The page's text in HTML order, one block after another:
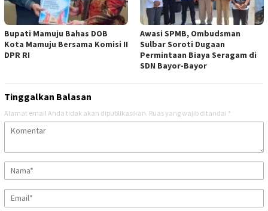
Bupati Mamuju Bahas DOB
Kota Mamuju Bersama Komisi II
DPR RI
Awasi SPMB, Ombudsman
Sulbar Soroti Dugaan
Permintaan Biaya Seragam di
SDN Bayor-Bayor
Tinggalkan Balasan
Alamat email Anda tidak akan dipublikasikan. Ruas yang wajib ditandai *